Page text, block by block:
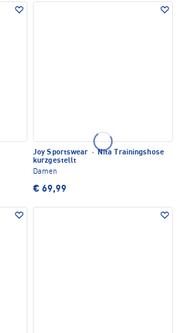
Joy Sportswear · Nita Trainingshose
kurzgestellt
Damen
€ 69,99